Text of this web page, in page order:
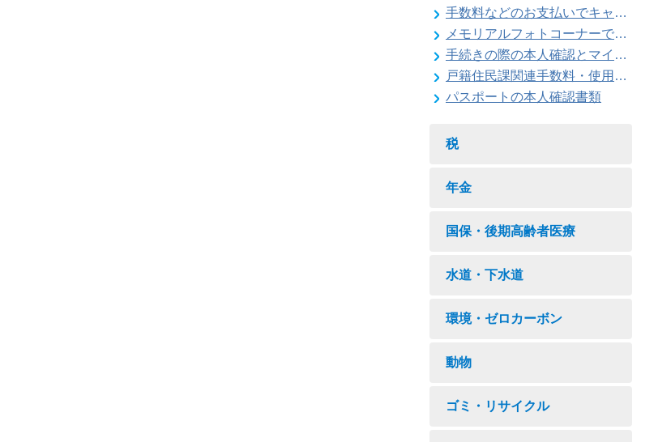
手数料などのお支払いでキャッシュレス決済が利用できます
メモリアルフォトコーナーで記念撮影はいかがですか
手続きの際の本人確認とマイナンバーの確認にご協力ください
戸籍住民課関連手数料・使用料一覧
パスポートの本人確認書類
税
年金
国保・後期高齢者医療
水道・下水道
環境・ゼロカーボン
動物
ゴミ・リサイクル